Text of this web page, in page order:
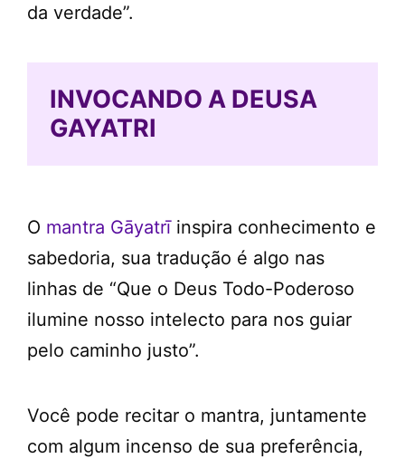
da verdade”.
INVOCANDO A DEUSA
GAYATRI
O mantra Gāyatrīinspira conhecimento e
sabedoria, sua tradução é algo nas
linhas de “Que o Deus Todo-Poderoso
ilumine nosso intelecto para nos guiar
pelo caminho justo”.
Você pode recitar o mantra, juntamente
com algum incenso de sua preferência,